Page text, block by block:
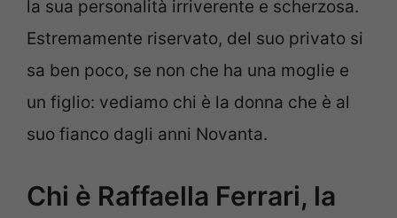
la sua personalità irriverente e scherzosa.
Estremamente riservato, del suo privato si
sa ben poco, se non che ha una moglie e
un figlio: vediamo chi è la donna che è al
suo fianco dagli anni Novanta.
Chi è Raffaella Ferrari, la